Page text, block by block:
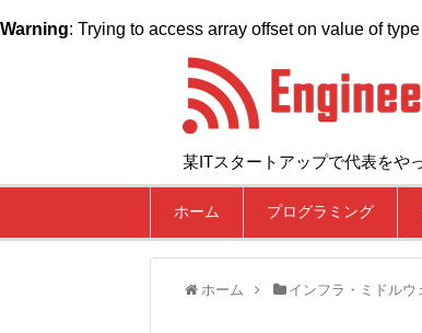
Warning: Trying to access array offset on value of
某ITスタートアップで代表をや
ホーム プログラミング
ホーム インフラ・ミドルウ